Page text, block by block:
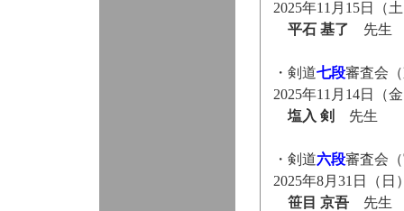
2025年11月15日（
平石 基了 先生
・剣道七段審査会
2025年11月14日（
塩入 剣
先生
・剣道六段審査会
2025年8月31日（
笹目 京吾先生